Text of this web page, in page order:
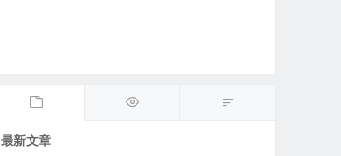
最新文章